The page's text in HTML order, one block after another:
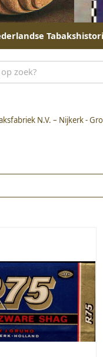
N.V. – Nijkerk -